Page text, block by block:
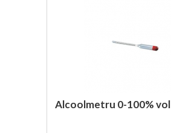
Alcoolmetru 0-100% vol